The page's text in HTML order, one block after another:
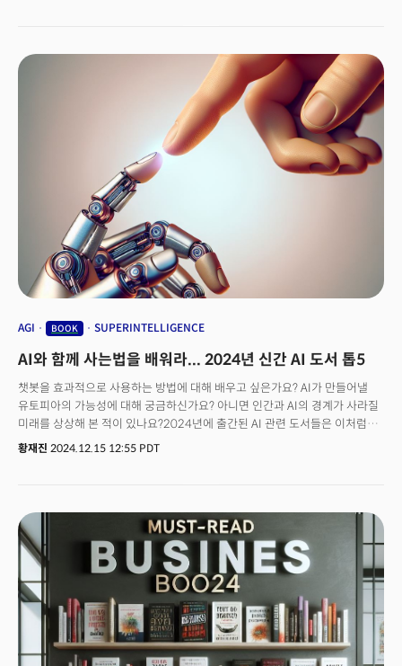
소득계층에서 시장 점유율을 확대하고 있다. 지난 17일 월스트리트저널
(WSJ) 보도에 따르면 코스트코와 아마존에 밀렸던 월마트는 지난해 주가가
72%나 오르면서 상승곡선을 타고 있다. 이는 고급 식료품과 프리미엄
브랜드를 출시하면서 고소득층에까지 고객층을 넓히는데 성공했고, 온라인
사업에 꾸준히 투자하면서 매출 점유율을 다변화했기 때문이다. 현재
월마트의 온라인 매출은 전체 매출의 16%를 차지한다. 미국 내 약 5000여
곳에 달하는 월마트와 자회사 샘스클럽 오프라인 매장을 활용한 온라인 주문,
픽업 서비스를 통화 아마존과 차별화에 나선 것이 주효했다. 또한 월마트는
매장과 물류센터에 로봇 기술을 도입하고, 자동화를 통해 운영 효율을
극대화하며, 인공지능(AI)을 활용한 재고 관리 시스템을 구현하는 등 변화를
거듭하고 있다.월마트 성장은 단순히 한 기업의 성공을 의미하지 않는다.
전통적인 방식의 수익 모델을 가진 기업이 변화의 흐름을 읽고, 자사의 강점과
혁신을 접목해 새로운 기회를 찾아 나가는 과정을 보여준다. 우리 기업들이
주목해야 할 롤모델이 되고 있다. 성공적인 혁신의 배경엔 더그 맥밀런 CEO의
여전히 주목받고 있다는 점도 기억할 필요가있다. 맥밀런 CEO는 매년 말
근간이 된 책을 소개한다. 월마트가 새로운 먹거리를 찾고, 혁신을 도입할 수
있었던 비결을 읽어낼 수 있을 것이다.
AGI BOOK SUPERINTELLIGENCE
AI와 함께 사는법을 배워라... 2024년 신간 AI 도서 톱5
챗봇을 효과적으로 사용하는 방법에 대해 배우고 싶은가요? AI가 만들어낼
유토피아의 가능성에 대해 궁금하신가요? 아니면 인간과 AI의 경계가 사라질
미래를 상상해 본 적이 있나요?2024년에 출간된 AI 관련 도서들은 이처럼
복잡하고 흥미로운 질문들에 대한 통찰과 답을 제공한다. 독자들에게 AI
방향으로 나아간다.“특이점이 온다”의 저자인 레이 커즈와일의 기술 발전에
대한 예측은 수십 년 동안 사람들을 흥미롭게 하면서도 불안하게 만들었다.
76세의 그는 최근에도 "2030년대에 AGI(인공지능이 인간 수준의 지능에
도달한 상태)를 달성하게 되면, 우리는 이 지능을 실제로 우리와 융합하게 될
것입니다." 라는 놀라운 말을 조금의 망설임도 없이 단언했다. 그는 이어 “이
지능은 실제로 여러분의 마음속에 존재하게 될 것이다. 2030년대 말이면
지금 모두가 휴대폰을 사용하듯, 누구나 이것을 활용하게 될 것이다”라고
말했다. 잠시 후에 소개할 그의 최신작 “특이점이 더 가까워졌다”에서 이러한
아이디어와 그 밖의 여러 주제를 상세히 탐구한다. 이번에 소개하는 2024년
황재진 2024.12.15 12:55 PDT